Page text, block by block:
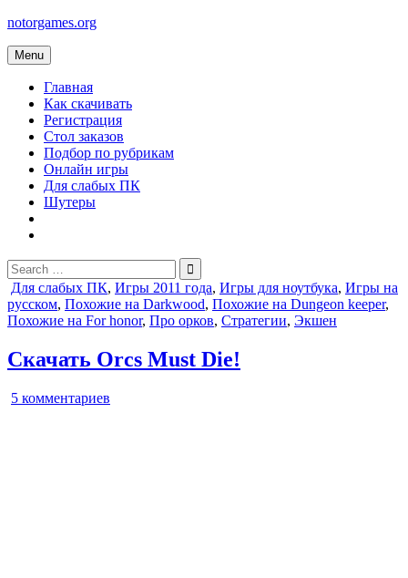
Skip
content
notorgames.org
Menu
Главная
Как скачивать
Регистрация
Стол заказов
Подбор по рубрикам
Онлайн игры
Для слабых ПК
Шутеры
Search
for:
Posted
in
Для слабых ПК, Игры 2011 года, Игры для ноутбука, Игры на
русском, Похожие на Darkwood, Похожие на Dungeon keeper,
Похожие на For honor, Про орков, Стратегии, Экшен
Скачать Orcs Must Die!
5 комментариев